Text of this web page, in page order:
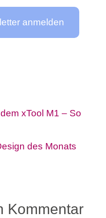
anmelden
xTool M1 – So
des Monats
Kommentar